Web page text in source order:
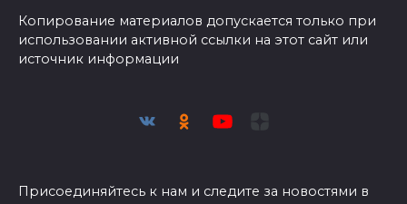
Копирование материалов допускается только при
использовании активной ссылки на этот сайт или
источник информации
Присоединяйтесь к нам и следите за новостями в